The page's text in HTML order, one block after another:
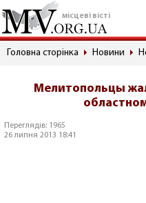
місцеві вісті
Головна сторінка Новини
Мелитопольцы
Переглядів: 1965
26 липня 2013 18:41